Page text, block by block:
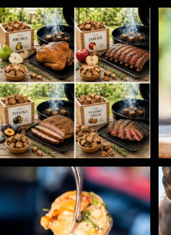
Udící špalíky - BORN TO SMOKE - různé druhy k...
5 0
Spoustu podobných triků, které vám usnadní nejenom...
9 0